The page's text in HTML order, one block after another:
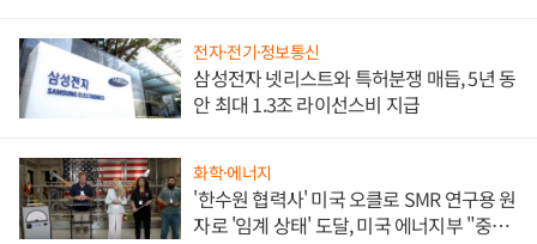
전자·전기·정보통신
삼성전자 넷리스트와 특허분쟁 매듭, 5년 동
안 최대 1.3조 라이선스비 지급
화학·에너지
'한수원 협력사' 미국 오클로 SMR 연구용 원
자로 '임계 상태' 도달, 미국 에너지부 "중요